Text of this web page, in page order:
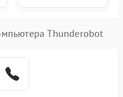
Thunderobot